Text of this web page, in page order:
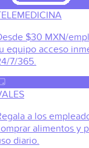
$30 MXN/
equipo acceso
7/365.
a los
alimentos y
diario.